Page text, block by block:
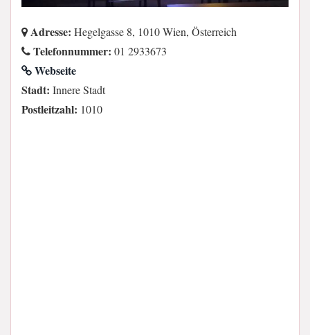
Adresse: Hegelgasse 8, 1010 Wien, Österreich
Telefonnummer: 01 2933673
Webseite
Stadt: Innere Stadt
Postleitzahl: 1010